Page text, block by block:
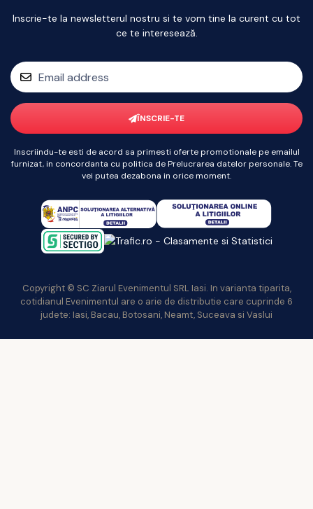
Inscrie-te la newsletterul nostru si te vom tine la curent cu tot
ce te interesează.
ÎNSCRIE-TE
Inscriindu-te esti de acord sa primesti oferte promotionale pe emailul
furnizat, in concordanta cu politica de Prelucrarea datelor personale. Te
vei putea dezabona in orice moment.
Copyright © SC Ziarul Evenimentul SRL Iasi. In varianta tiparita,
cotidianul Evenimentul are o arie de distributie care cuprinde 6
judete: Iasi, Bacau, Botosani, Neamt, Suceava si Vaslui